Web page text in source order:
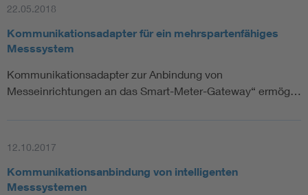
22.05.2018
Kommunikationsadapter für ein mehrspartenfähiges
Messsystem
Kommunikationsadapter zur Anbindung von
Messeinrichtungen an das Smart-Meter-Gateway“ ermög…
12.10.2017
Kommunikationsanbindung von intelligenten
Messsystemen